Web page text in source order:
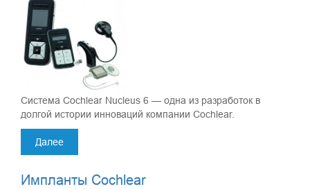
Система Cochlear Nucleus 6 — одна из разработок в
долгой истории инноваций компании Cochlear.
Далее
Импланты Cochlear